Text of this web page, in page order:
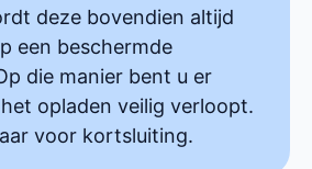
deze bovendien altijd
een beschermde
die manier bent u er
opladen veilig verloopt.
voor kortsluiting.